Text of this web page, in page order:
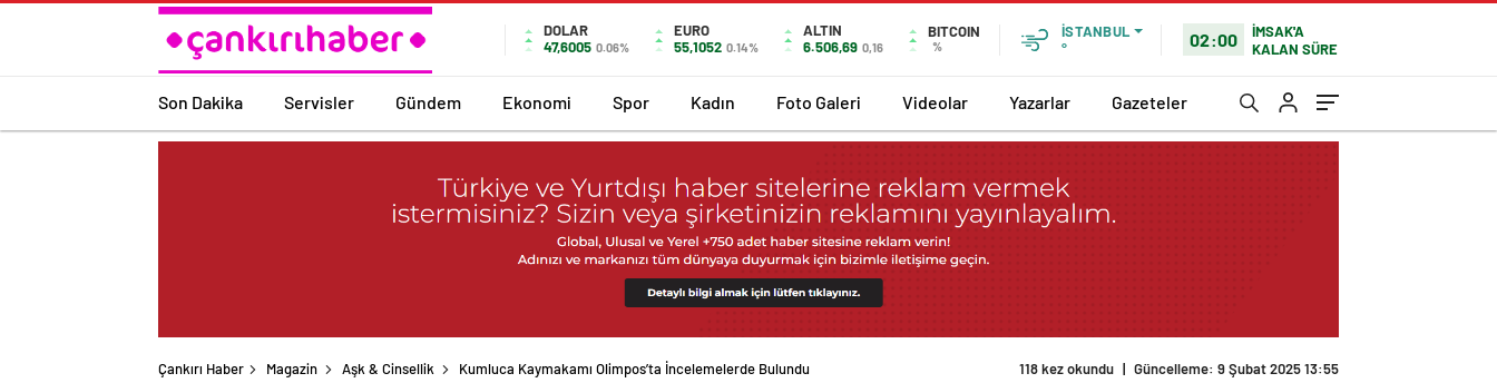
DOLAR
47,6005 0.06%
EURO
55,1052 0.14%
ALTIN
6.506,69 0,16
BITCOIN
%
İSTANBUL
°
02:00
İMSAK'A
KALAN SÜRE
Son Dakika Servisler Gündem Ekonomi Spor Kadın Foto Galeri Videolar Yazarlar Gazeteler
Çankırı Haber Magazin Aşk & Cinsellik Kumluca Kaymakamı Olimpos’ta İncelemelerde Bulundu 118 kez okundu | Güncelleme: 9 Şubat 2025 13:55